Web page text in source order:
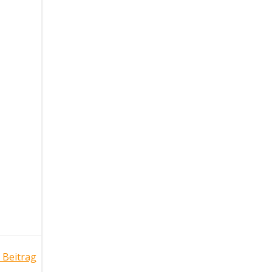
Beitrag